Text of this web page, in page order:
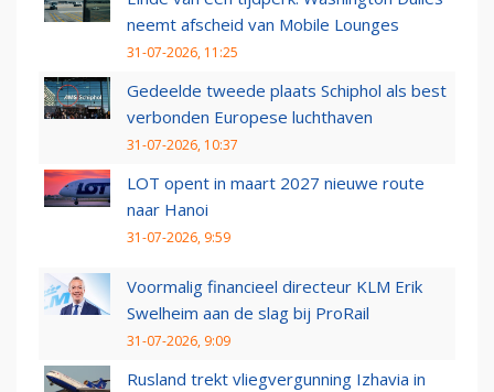
neemt afscheid van Mobile Lounges
31-07-2026, 11:25
Gedeelde tweede plaats Schiphol als best
verbonden Europese luchthaven
31-07-2026, 10:37
LOT opent in maart 2027 nieuwe route
naar Hanoi
31-07-2026, 9:59
Voormalig financieel directeur KLM Erik
Swelheim aan de slag bij ProRail
31-07-2026, 9:09
Rusland trekt vliegvergunning Izhavia in